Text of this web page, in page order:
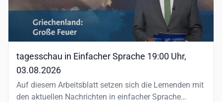
tagesschau in Einfacher Sprache 19:00 Uhr,
03.08.2026
Auf diesem Arbeitsblatt setzen sich die Lernenden mit
den aktuellen Nachrichten in einfacher Sprache